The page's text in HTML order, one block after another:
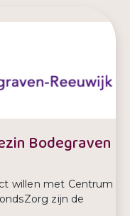
Bodegraven
willen met Centrum
zijn de